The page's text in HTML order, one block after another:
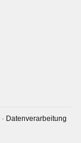
· Datenverarbeitung